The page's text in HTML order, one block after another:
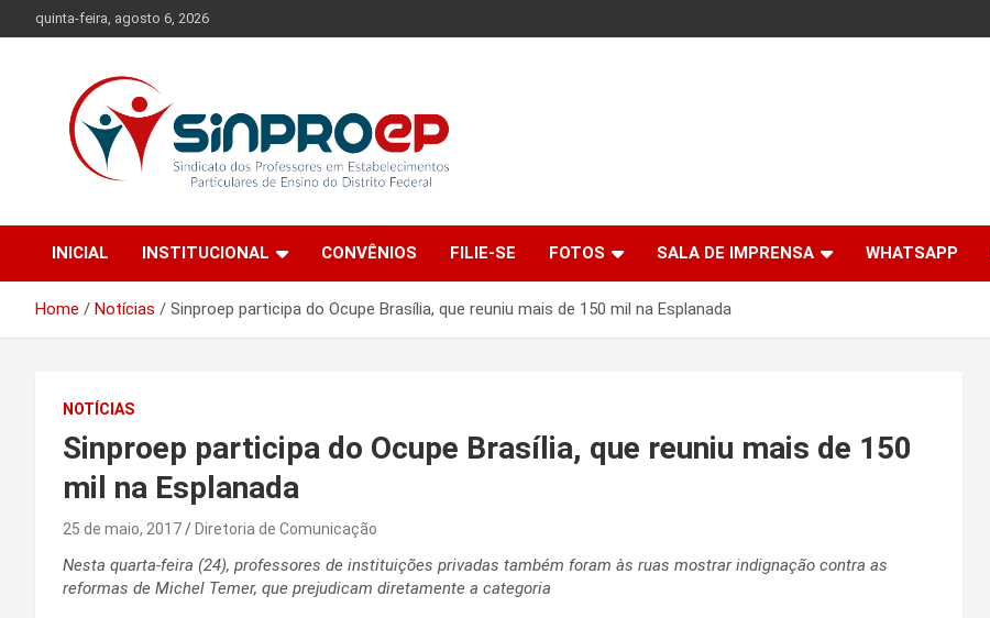
to
quinta-feira, agosto 6, 2026
Sinproep-DF
de Ensino do Distrito Federal
INICIAL
INSTITUCIONAL CONVÊNIOS FILIE-SE FOTOS SALA DE IMPRENSA WHATSAPP
Home Notícias Sinproep participa do Ocupe Brasília, que reuniu mais de 150 mil na Esplanada
NOTÍCIAS
Sinproep participa do Ocupe Brasília, que reuniu mais de 150
mil na Esplanada
25 de maio, 2017 Diretoria de Comunicação
Nesta quarta-feira (24), professores de instituições privadas também foram às ruas mostrar indignação contra as
reformas de Michel Temer, que prejudicam diretamente a categoria